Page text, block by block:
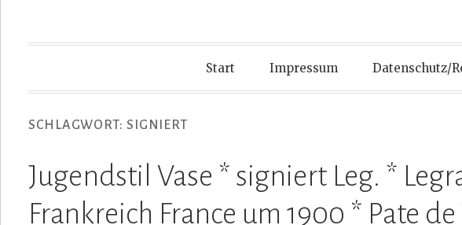
Start Impressum Datenschutz/
SCHLAGWORT: SIGNIERT
Jugendstil Vase * signiert Leg. *
Frankreich France um 1900 * Pate